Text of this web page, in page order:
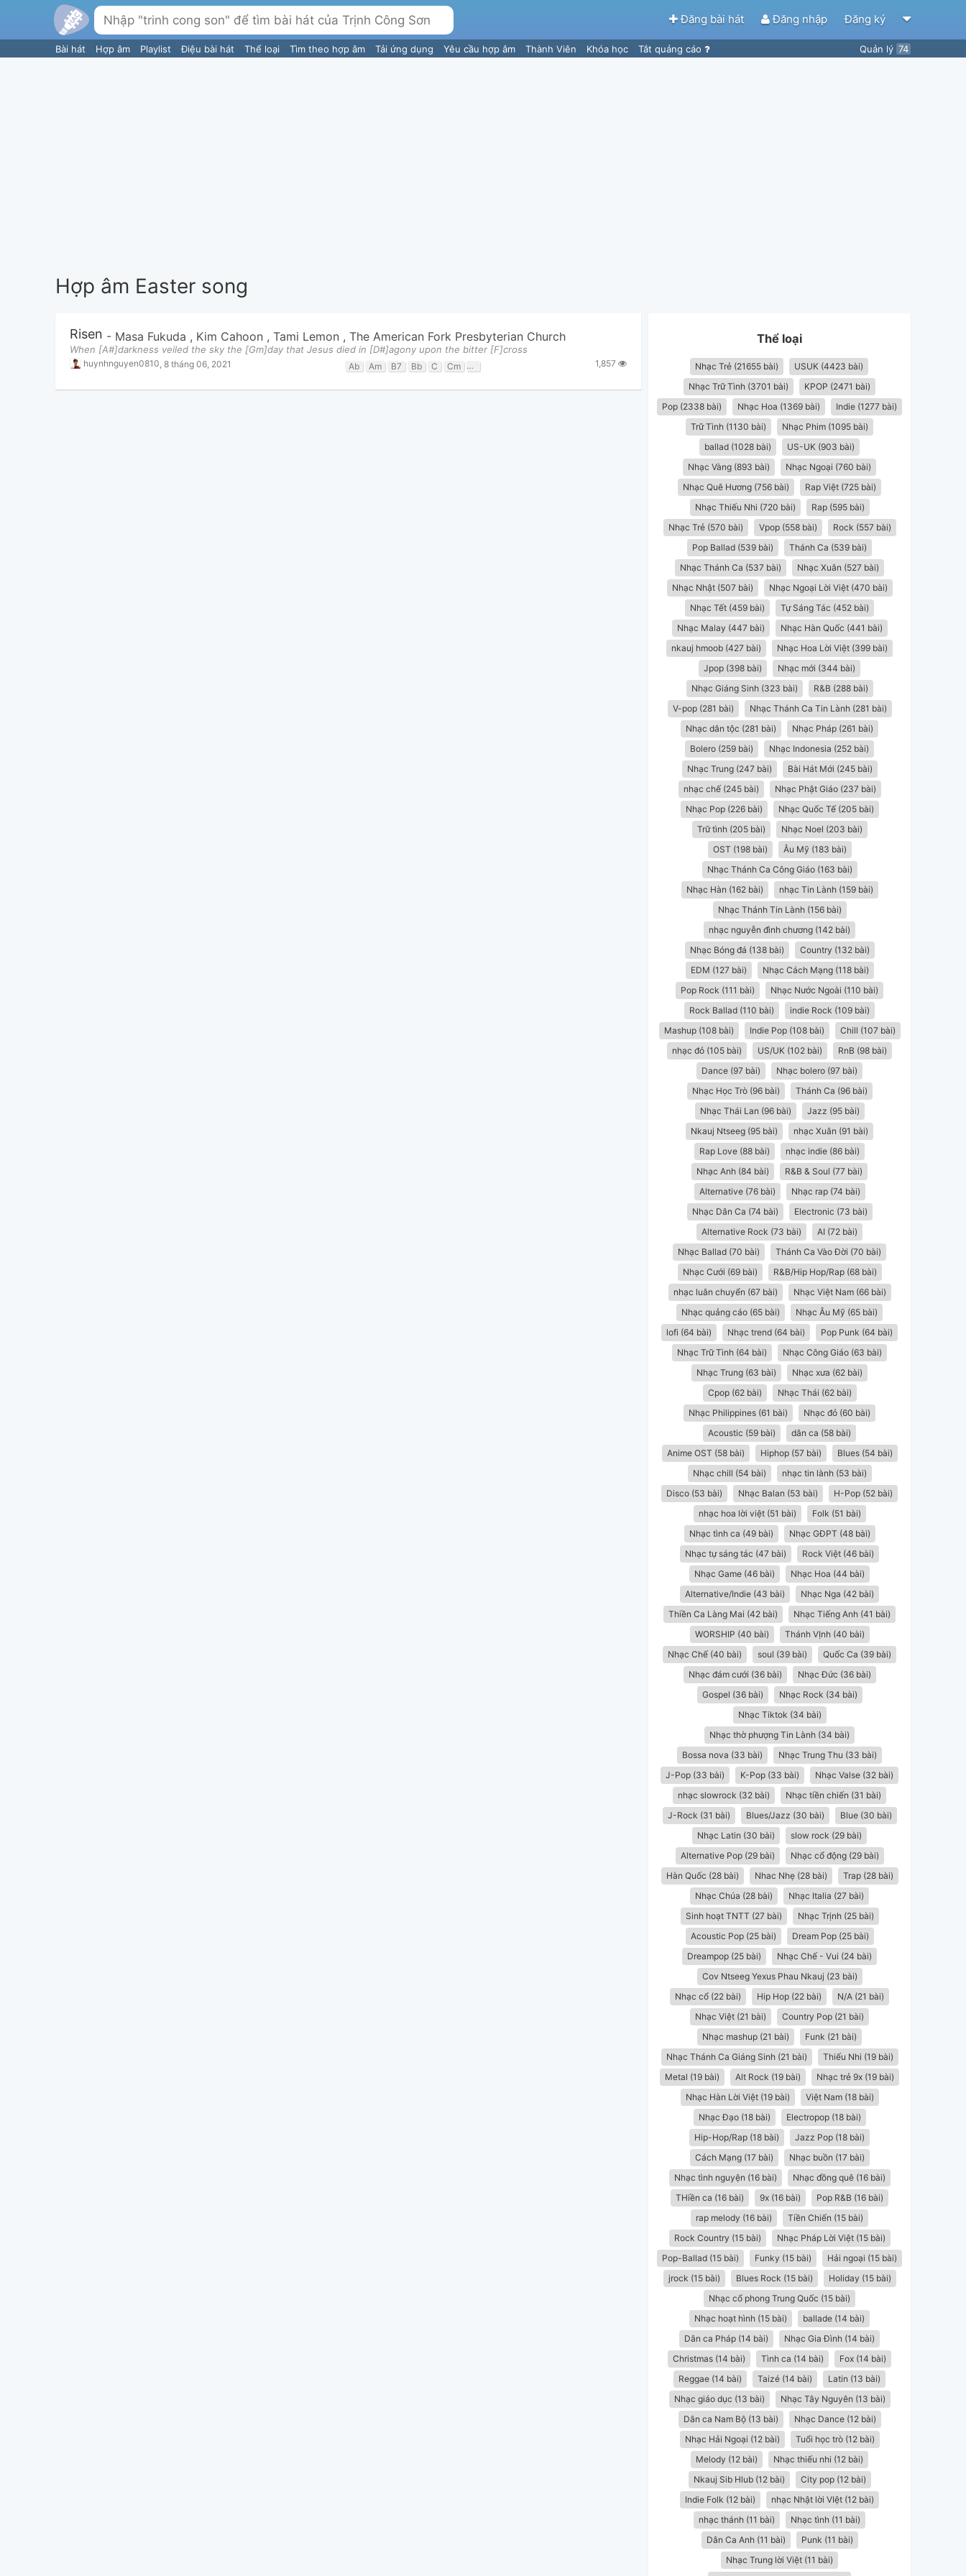
Đăng bài hát Đăng nhập Đăng ký
Bài hát Hợp âm Playlist Điệu bài hát Thể loại Tìm theo hợp âm Tải ứng dụng Yêu cầu hợp âm Thành Viên Khóa học Tắt quảng cáo Quản lý 74
Hợp âm Easter song
Risen - Masa Fukuda , Kim Cahoon , Tami Lemon , The American Fork Presbyterian Church
When [A#]darkness veiled the sky the [Gm]day that Jesus died in [D#]agony upon the bitter [F]cross
huynhnguyen0810 8 tháng 06, 2021 Ab Am B7 Bb C Cm D G/b Gm
1,857
Thể loại
Nhạc Trẻ (21655 bài)
USUK (4423 bài)
Nhạc Trữ Tình (3701 bài)
KPOP (2471 bài)
Pop (2338 bài)
Nhạc Hoa (1369 bài)
Indie (1277 bài)
Trữ Tình (1130 bài)
Nhạc Phim (1095 bài)
ballad (1028 bài)
US-UK (903 bài)
Nhạc Vàng (893 bài)
Nhạc Ngoại (760 bài)
Nhạc Quê Hương (756 bài)
Rap Việt (725 bài)
Nhạc Thiếu Nhi (720 bài)
Rap (595 bài)
Nhạc Trẻ (570 bài)
Vpop (558 bài)
Rock (557 bài)
Pop Ballad (539 bài)
Thánh Ca (539 bài)
Nhạc Thánh Ca (537 bài)
Nhạc Xuân (527 bài)
Nhạc Nhật (507 bài)
Nhạc Ngoại Lời Việt (470 bài)
Nhạc Tết (459 bài)
Tự Sáng Tác (452 bài)
Nhạc Malay (447 bài)
Nhạc Hàn Quốc (441 bài)
nkauj hmoob (427 bài)
Nhạc Hoa Lời Việt (399 bài)
Jpop (398 bài)
Nhạc mới (344 bài)
Nhạc Giáng Sinh (323 bài)
R&B (288 bài)
V-pop (281 bài)
Nhạc Thánh Ca Tin Lành (281 bài)
Nhạc dân tộc (281 bài)
Nhạc Pháp (261 bài)
Bolero (259 bài)
Nhạc Indonesia (252 bài)
Nhạc Trung (247 bài)
Bài Hát Mới (245 bài)
nhạc chế (245 bài)
Nhạc Phật Giáo (237 bài)
Nhạc Pop (226 bài)
Nhạc Quốc Tế (205 bài)
Trữ tình (205 bài)
Nhạc Noel (203 bài)
OST (198 bài)
Âu Mỹ (183 bài)
Nhạc Thánh Ca Công Giáo (163 bài)
Nhạc Hàn (162 bài)
nhạc Tin Lành (159 bài)
Nhạc Thánh Tin Lành (156 bài)
nhạc nguyễn đình chương (142 bài)
Nhạc Bóng đá (138 bài)
Country (132 bài)
EDM (127 bài)
Nhạc Cách Mạng (118 bài)
Pop Rock (111 bài)
Nhạc Nước Ngoài (110 bài)
Rock Ballad (110 bài)
indie Rock (109 bài)
Mashup (108 bài)
Indie Pop (108 bài)
Chill (107 bài)
nhạc đỏ (105 bài)
US/UK (102 bài)
RnB (98 bài)
Dance (97 bài)
Nhạc bolero (97 bài)
Nhạc Học Trò (96 bài)
Thánh Ca (96 bài)
Nhạc Thái Lan (96 bài)
Jazz (95 bài)
Nkauj Ntseeg (95 bài)
nhạc Xuân (91 bài)
Rap Love (88 bài)
nhạc indie (86 bài)
Nhạc Anh (84 bài)
R&B & Soul (77 bài)
Alternative (76 bài)
Nhạc rap (74 bài)
Nhạc Dân Ca (74 bài)
Electronic (73 bài)
Alternative Rock (73 bài)
AI (72 bài)
Nhạc Ballad (70 bài)
Thánh Ca Vào Đời (70 bài)
Nhạc Cưới (69 bài)
R&B/Hip Hop/Rap (68 bài)
nhạc luân chuyển (67 bài)
Nhạc Việt Nam (66 bài)
Nhạc quảng cáo (65 bài)
Nhạc Âu Mỹ (65 bài)
lofi (64 bài)
Nhạc trend (64 bài)
Pop Punk (64 bài)
Nhạc Trữ Tình (64 bài)
Nhạc Công Giáo (63 bài)
Nhạc Trung (63 bài)
Nhạc xưa (62 bài)
Cpop (62 bài)
Nhạc Thái (62 bài)
Nhạc Philippines (61 bài)
Nhạc đỏ (60 bài)
Acoustic (59 bài)
dân ca (58 bài)
Anime OST (58 bài)
Hiphop (57 bài)
Blues (54 bài)
Nhạc chill (54 bài)
nhạc tin lành (53 bài)
Disco (53 bài)
Nhạc Balan (53 bài)
H-Pop (52 bài)
nhạc hoa lời việt (51 bài)
Folk (51 bài)
Nhạc tình ca (49 bài)
Nhạc GĐPT (48 bài)
Nhạc tự sáng tác (47 bài)
Rock Việt (46 bài)
Nhạc Game (46 bài)
Nhạc Hoa (44 bài)
Alternative/Indie (43 bài)
Nhạc Nga (42 bài)
Thiền Ca Làng Mai (42 bài)
Nhạc Tiếng Anh (41 bài)
WORSHIP (40 bài)
Thánh VỊnh (40 bài)
Nhạc Chế (40 bài)
soul (39 bài)
Quốc Ca (39 bài)
Nhạc đám cưới (36 bài)
Nhạc Đức (36 bài)
Gospel (36 bài)
Nhạc Rock (34 bài)
Nhạc Tiktok (34 bài)
Nhạc thờ phượng Tin Lành (34 bài)
Bossa nova (33 bài)
Nhạc Trung Thu (33 bài)
J-Pop (33 bài)
K-Pop (33 bài)
Nhạc Valse (32 bài)
nhạc slowrock (32 bài)
Nhạc tiền chiến (31 bài)
J-Rock (31 bài)
Blues/Jazz (30 bài)
Blue (30 bài)
Nhạc Latin (30 bài)
slow rock (29 bài)
Alternative Pop (29 bài)
Nhạc cổ động (29 bài)
Hàn Quốc (28 bài)
Nhac Nhẹ (28 bài)
Trap (28 bài)
Nhạc Chúa (28 bài)
Nhạc Italia (27 bài)
Sinh hoạt TNTT (27 bài)
Nhạc Trịnh (25 bài)
Acoustic Pop (25 bài)
Dream Pop (25 bài)
Dreampop (25 bài)
Nhạc Chế - Vui (24 bài)
Cov Ntseeg Yexus Phau Nkauj (23 bài)
Nhạc cổ (22 bài)
Hip Hop (22 bài)
N/A (21 bài)
Nhạc Việt (21 bài)
Country Pop (21 bài)
Nhạc mashup (21 bài)
Funk (21 bài)
Nhạc Thánh Ca Giáng Sinh (21 bài)
Thiếu Nhi (19 bài)
Metal (19 bài)
Alt Rock (19 bài)
Nhạc trẻ 9x (19 bài)
Nhạc Hàn Lời Việt (19 bài)
Việt Nam (18 bài)
Nhạc Đạo (18 bài)
Electropop (18 bài)
Hip-Hop/Rap (18 bài)
Jazz Pop (18 bài)
Cách Mạng (17 bài)
Nhạc buồn (17 bài)
Nhạc tình nguyện (16 bài)
Nhạc đồng quê (16 bài)
THiền ca (16 bài)
9x (16 bài)
Pop R&B (16 bài)
rap melody (16 bài)
Tiền Chiến (15 bài)
Rock Country (15 bài)
Nhạc Pháp Lời Việt (15 bài)
Pop-Ballad (15 bài)
Funky (15 bài)
Hải ngoại (15 bài)
jrock (15 bài)
Blues Rock (15 bài)
Holiday (15 bài)
Nhạc cổ phong Trung Quốc (15 bài)
Nhạc hoạt hình (15 bài)
ballade (14 bài)
Dân ca Pháp (14 bài)
Nhạc Gia Đình (14 bài)
Christmas (14 bài)
Tình ca (14 bài)
Fox (14 bài)
Reggae (14 bài)
Taizé (14 bài)
Latin (13 bài)
Nhạc giáo dục (13 bài)
Nhạc Tây Nguyên (13 bài)
Dân ca Nam Bộ (13 bài)
Nhạc Dance (12 bài)
Nhạc Hải Ngoại (12 bài)
Tuổi học trò (12 bài)
Melody (12 bài)
Nhạc thiếu nhi (12 bài)
Nkauj Sib Hlub (12 bài)
City pop (12 bài)
Indie Folk (12 bài)
nhạc Nhật lời VIệt (12 bài)
nhạc thánh (11 bài)
Nhạc tình (11 bài)
Dân Ca Anh (11 bài)
Punk (11 bài)
Nhạc Trung lời Việt (11 bài)